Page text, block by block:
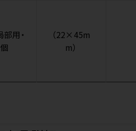
用・
（22×45m
m）